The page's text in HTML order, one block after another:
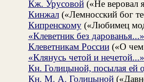
Кж. Урусовой(«Не веровал
Кинжал(«Лемносский бог
Кипренскому(«Любимец
«Клеветник без дарованья...»
Клеветникам России(«О чем
«Клянусь четой и нечетой...»
Кн. Голицыной, посылая ей
Кн. М. А. Голицыной